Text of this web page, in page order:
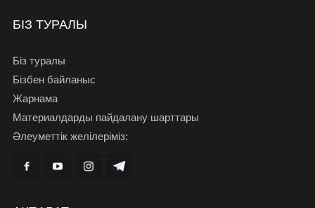
БІЗ ТУРАЛЫ
Біз туралы
Бізбен байланыс
Жарнама
Материалдарды пайдалану шарттары
Әлеуметтік желілеріміз: